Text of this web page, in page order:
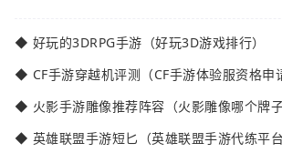
◆ 好玩的3DRPG手游（好玩3D游戏排行）
◆ CF手游穿越机评测（CF手游体验服资格申
◆ 火影手游雕像推荐阵容（火影雕像哪个牌子
◆ 英雄联盟手游短匕（英雄联盟手游代练平